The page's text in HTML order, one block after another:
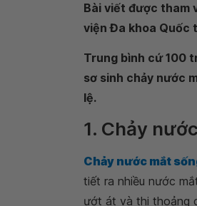
Bài viết được tham
viện Đa khoa Quốc
Trung bình cứ 100
sơ sinh chảy nước
lệ.
1. Chảy
Chảy nước mắt
tiết ra nhiều nước
ướt át và thi thoảng